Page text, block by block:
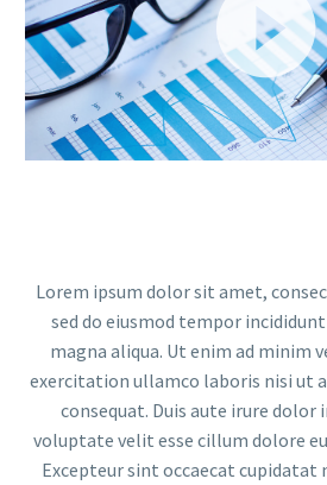
Lorem ipsum dolor sit amet,
sed do eiusmod tempor
magna aliqua. Ut enim ad minim
exercitation ullamco laboris nisi ut
consequat. Duis aute irure dolor
voluptate velit esse cillum dolore
Excepteur sint occaecat cupidatat